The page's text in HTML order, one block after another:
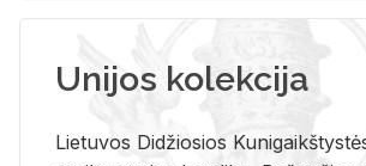
Unijos kolekcija
Lietuvos Didžiosios